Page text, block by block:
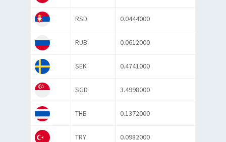
RSD 0.0444000
RUB 0.0612000
SEK 0.4741000
SGD 3.4998000
THB 0.1372000
TRY 0.0982000